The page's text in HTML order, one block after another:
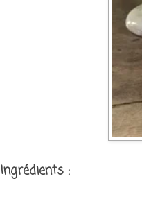
Ingrédients :